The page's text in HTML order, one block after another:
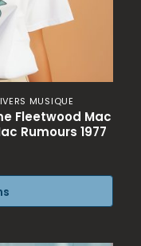
MUSIQUE
Fleetwood Mac
Rumours 1977